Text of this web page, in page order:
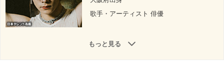
歌手・アーティスト 俳優
もっと見る